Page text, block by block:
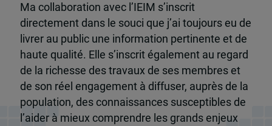
Ma collaboration avec l’IEIM s’inscrit
directement dans le souci que j’ai toujours eu de
livrer au public une information pertinente et de
haute qualité. Elle s’inscrit également au regard
de la richesse des travaux de ses membres et
de son réel engagement à diffuser, auprès de la
population, des connaissances susceptibles de
l’aider à mieux comprendre les grands enjeux